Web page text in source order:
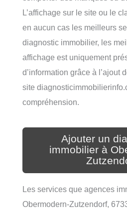
L’affichage sur le site ou le
en aucun cas les meilleurs
diagnostic immobilier, les
affichage est uniquement
d’information grâce à l’ajout
site
compréhension.
Ajouter un
immobilier à
Les services que agences
Obermodern-Zutzendorf,